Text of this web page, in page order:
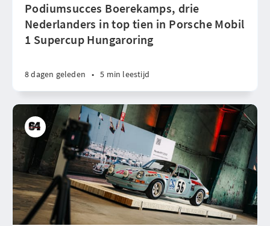
Podiumsucces Boerekamps, drie
Nederlanders in top tien in Porsche Mobil
1 Supercup Hungaroring
8 dagen geleden • 5 min leestijd